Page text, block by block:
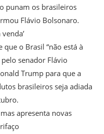
punam os brasileiros
Flávio Bolsonaro.
que o Brasil “não está à
senador Flávio
Trump para que a
brasileiros seja adiada
apresenta novas